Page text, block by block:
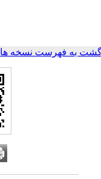
به فهرست نسخه ها